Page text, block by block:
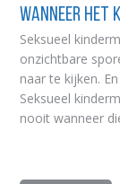
Wanneer Het
Seksueel
onzichtbare
naar te kijken.
Seksueel
nooit wanneer